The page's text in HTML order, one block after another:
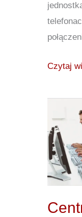
Czytaj
obsługi
w
Twoje